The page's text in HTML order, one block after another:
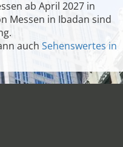
ab April 2027 in
Messen in Ibadan sind
auch Sehenswertes in